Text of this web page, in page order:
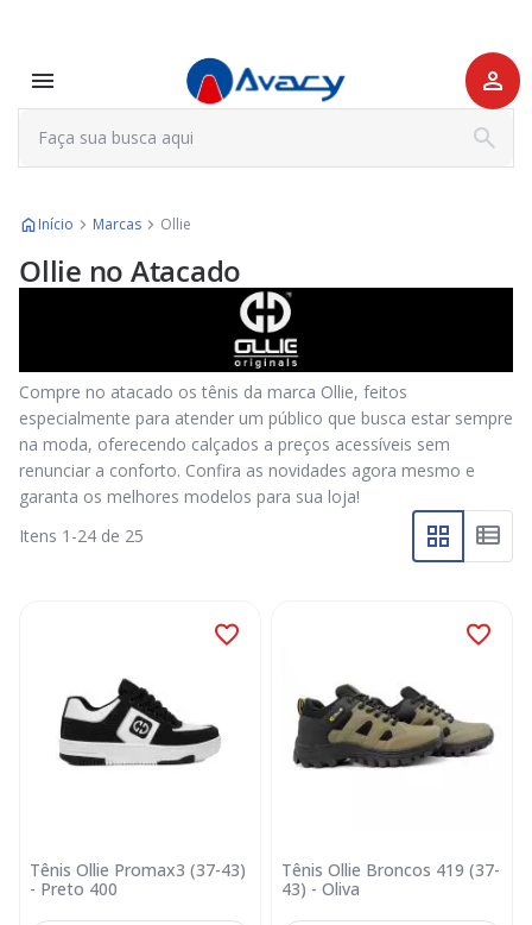
Início Marcas Ollie
Ollie no Atacado
Compre no atacado os tênis da marca Ollie, feitos
especialmente para atender um público que busca estar sempre
na moda, oferecendo calçados a preços acessíveis sem
renunciar a conforto. Confira as novidades agora mesmo e
garanta os melhores modelos para sua loja!
Itens 1 -24 de 25
Tênis Ollie Promax3 (37-43)
- Preto 400
Tênis Ollie Broncos 419 (37-
43) - Oliva